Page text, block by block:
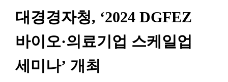
대경경자청, ‘2024 DGFEZ
바이오·의료기업 스케일업
세미나’ 개최